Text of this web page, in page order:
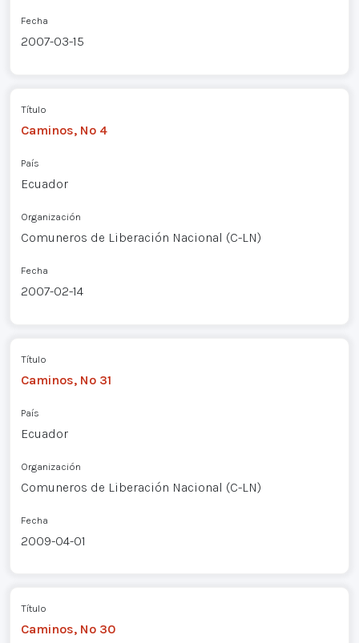
Fecha
2007-03-15
Título
Caminos, Nº 4
País
Ecuador
Organización
Comuneros de Liberación Nacional (C-LN)
Fecha
2007-02-14
Título
Caminos, Nº 31
País
Ecuador
Organización
Comuneros de Liberación Nacional (C-LN)
Fecha
2009-04-01
Título
Caminos, Nº 30